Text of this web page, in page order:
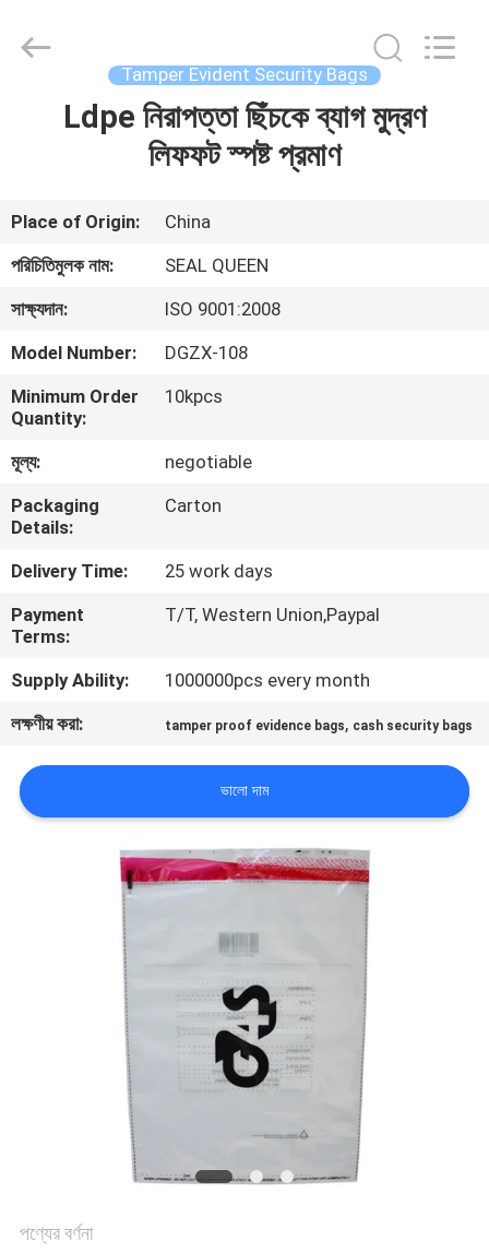
আমাদের
সম্পর্কে
কারখানা
ভ্রমণ
মান
নিয়ন্ত্রণ
যোগাযোগ
করুন
উদ্ধৃতির
জন্য
আবেদন
Material
Tamper Evident Security Bags
Ldpe নিরাপত্তা ছিঁচকে ব্যাগ মুদ্রণ
লিফফট স্পষ্ট প্রমাণ
Place of Origin:
China
পরিচিতিমুলক নাম:
SEAL QUEEN
সাক্ষ্যদান:
ISO 9001:2008
Model Number:
DGZX-108
Minimum Order
Quantity:
10kpcs
মূল্য:
negotiable
Packaging
Details:
Carton
Delivery Time:
25 work days
Payment
Terms:
T/T, Western Union,Paypal
Supply Ability:
1000000pcs every month
লক্ষণীয় করা:
tamper proof evidence bags, cash security bags
ভালো দাম
পণ্যের বর্ণনা